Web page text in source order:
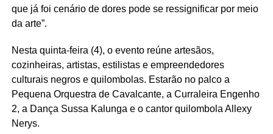
que já foi cenário de dores pode se ressignificar por meio
da arte”.
Nesta quinta-feira (4), o evento reúne artesãos,
cozinheiras, artistas, estilistas e empreendedores
culturais negros e quilombolas. Estarão no palco a
Pequena Orquestra de Cavalcante, a Curraleira Engenho
2, a Dança Sussa Kalunga e o cantor quilombola Allexy
Nerys.